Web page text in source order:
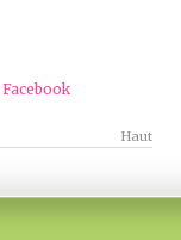
Facebook
Haut